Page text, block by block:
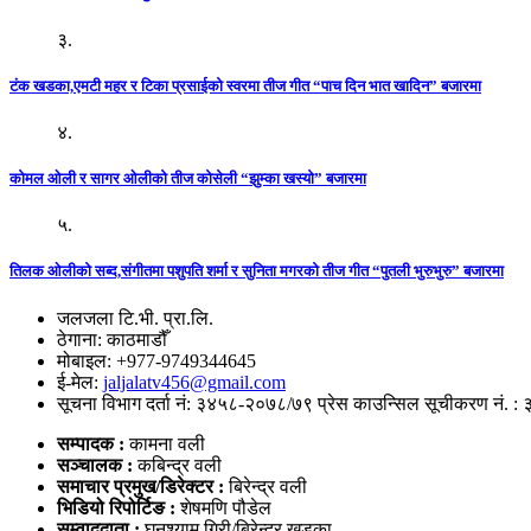
३.
टंक खडका,एमटी महर र टिका प्रसाईको स्वरमा तीज गीत “पाच दिन भात खादिन” बजारमा
४.
कोमल ओली र सागर ओलीको तीज कोसेली “झुम्का खस्यो” बजारमा
५.
तिलक ओलीको सब्द,संगीतमा पशुपति शर्मा र सुनिता मगरको तीज गीत “पुतली भुरुभुरु” बजारमा
जलजला टि.भी. प्रा.लि.
ठेगाना: काठमाडौँ
मोबाइल: +977-9749344645
ई-मेल: jaljalatv456@gmail.com
सूचना विभाग दर्ता नं: ३४५८-२०७८/७९ प्रेस काउन्सिल सूचीकरण नं. :
सम्पादक :कामना वली
सञ्‍चालक : कबिन्द्र वली
समाचार प्रमुख/डिरेक्टर :बिरेन्द्र वली
भिडियो रिपोर्टिङ : शेषमणि पौडेल